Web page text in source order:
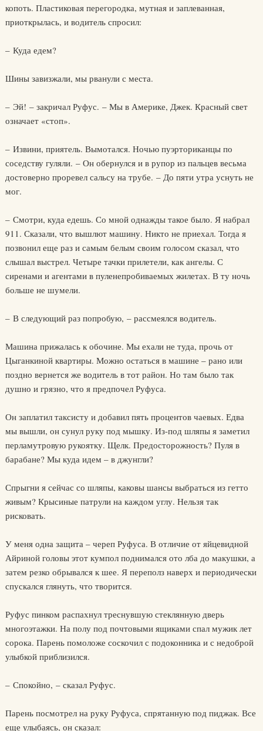
копоть. Пластиковая перегородка, мутная и заплеванная,
приоткрылась, и водитель спросил:
– Куда едем?
Шины завизжали, мы рванули с места.
– Эй! – закричал Руфус. – Мы в Америке, Джек. Красный свет
означает «стоп».
– Извини, приятель. Вымотался. Ночью пуэрториканцы по
соседству гуляли. – Он обернулся и в рупор из пальцев весьма
достоверно проревел сальсу на трубе. – До пяти утра уснуть не
мог.
– Смотри, куда едешь. Со мной однажды такое было. Я набрал
911. Сказали, что вышлют машину. Никто не приехал. Тогда я
позвонил еще раз и самым белым своим голосом сказал, что
слышал выстрел. Четыре тачки прилетели, как ангелы. С
сиренами и агентами в пуленепробиваемых жилетах. В ту ночь
больше не шумели.
– В следующий раз попробую, – рассмеялся водитель.
Машина прижалась к обочине. Мы ехали не туда, прочь от
Цыганкиной квартиры. Можно остаться в машине – рано или
поздно вернется же водитель в тот район. Но там было так
душно и грязно, что я предпочел Руфуса.
Он заплатил таксисту и добавил пять процентов чаевых. Едва
мы вышли, он сунул руку под мышку. Из-под шляпы я заметил
перламутровую рукоятку. Щелк. Предосторожность? Пуля в
барабане? Мы куда идем – в джунгли?
Спрыгни я сейчас со шляпы, каковы шансы выбраться из гетто
живым? Крысиные патрули на каждом углу. Нельзя так
рисковать.
У меня одна защита – череп Руфуса. В отличие от яйцевидной
Айриной головы этот кумпол поднимался ото лба до макушки, а
затем резко обрывался к шее. Я переполз наверх и периодически
спускался глянуть, что творится.
Руфус пинком распахнул треснувшую стеклянную дверь
многоэтажки. На полу под почтовыми ящиками спал мужик лет
сорока. Парень помоложе соскочил с подоконника и с недоброй
улыбкой приблизился.
– Спокойно, – сказал Руфус.
Парень посмотрел на руку Руфуса, спрятанную под пиджак. Все
еще улыбаясь, он сказал: